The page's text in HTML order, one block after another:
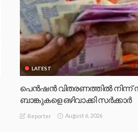
LATEST
പെൻഷൻ വിതരണത്തിൽ
ബാങ്കുകളെ ഒഴിവാക്കി സർക്കാർ
Reporter August 6, 2026